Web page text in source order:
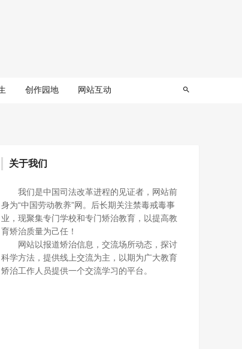
创作园地 网站互动
关于我们
我们是中国司法改革进程的见证者，网站前
身为“中国劳动教养”网。后长期关注禁毒戒毒事
业，现聚集专门学校和专门矫治教育，以提高教
育矫治质量为己任！
网站以报道矫治信息，交流场所动态，探讨
科学方法，提供线上交流为主，以期为广大教育
矫治工作人员提供一个交流学习的平台。